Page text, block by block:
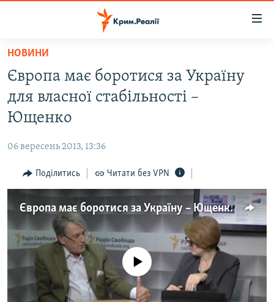
Перейти
основного
матеріалу
Перейти
до
основної
навігації
Перейти
до
пошуку
ВОДА.КРИМ
ВІДЕО ТА ФОТО
БЛОГИ
ПОГЛЯД
ВСЕ ЗА ДЕНЬ
СПЕЦПРОЕКТИ
ДЕПОРТАЦІЯ
ВІДЕОУРОКИ «ELIFBE»
ЯК ОБІЙТИ БЛОКУВАННЯ
Русский
НОВИНИ
Європа має боротися за Україну
для власної стабільності –
Ющенко
06 вересень 2013, 13:36
Поділитись Читати без VPN
Європа має боротися за Україну – Ющенко
No media source currently available